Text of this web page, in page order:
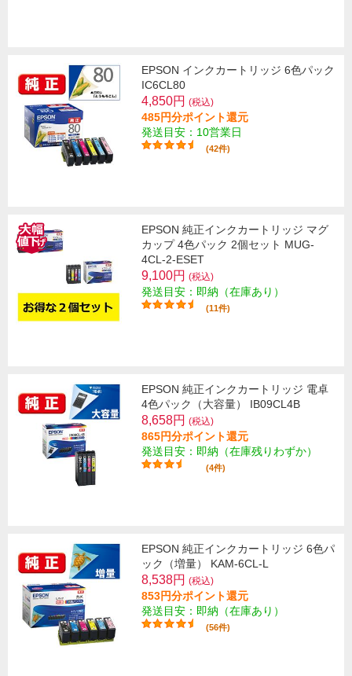
EPSON インクカートリッジ 6色パック
IC6CL80
4,850円 (税込)
485円分ポイント還元
発送目安：10営業日
(42件)
EPSON 純正インクカートリッジ マグ
カップ 4色パック 2個セット MUG-
4CL-2-ESET
9,100円 (税込)
発送目安：即納（在庫あり）
(11件)
EPSON 純正インクカートリッジ 電卓
4色パック（大容量） IB09CL4B
8,658円 (税込)
865円分ポイント還元
発送目安：即納（在庫残りわずか）
(4件)
EPSON 純正インクカートリッジ 6色パ
ック（増量） KAM-6CL-L
8,538円 (税込)
853円分ポイント還元
発送目安：即納（在庫あり）
(56件)